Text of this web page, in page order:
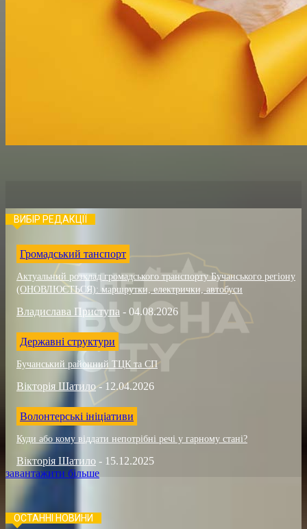
ВИБІР РЕДАКЦІЇ
Громадський танспорт
Актуальний розклад громадського транспорту Бучанського регіону
(ОНОВЛЮЄТЬСЯ): маршрутки, електрички, автобуси
Владислава Приступа - 04.08.2026
Державні структури
Бучанський районний ТЦК та СП
Вікторія Шатило - 12.04.2026
Волонтерські ініціативи
Куди або кому віддати непотрібні речі у гарному стані?
Вікторія Шатило - 15.12.2025
завантажити більше
ОСТАННІ НОВИНИ